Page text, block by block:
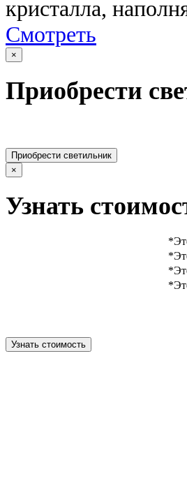
кристалла,
Смотреть
×
Приобрести
Приобрести светильник
×
Узнать
Узнать стоимость